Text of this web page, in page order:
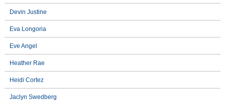
Devin Justine
Eva Longoria
Eve Angel
Heather Rae
Heidi Cortez
Jaclyn Swedberg